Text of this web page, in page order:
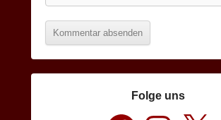
Folge uns
Facebook Instagram